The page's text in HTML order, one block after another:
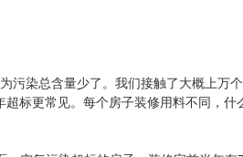
染总含量少了。我们接触了大概上万
标更常见。每个房子装修用料不同，什